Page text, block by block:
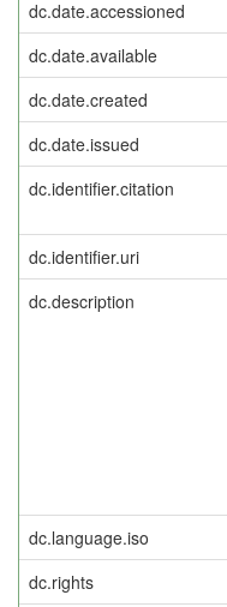
dc.date.accessioned
dc.date.available
dc.date.created
dc.date.issued
dc.identifier.citation
dc.identifier.uri
dc.description
dc.language.iso
dc.rights